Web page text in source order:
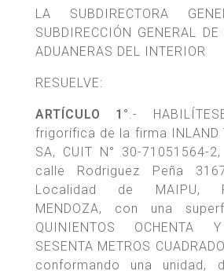
LA SUBDIRECTORA
SUBDIRECCIÓN GENERAL DE
ADUANERAS DEL INTERIOR
RESUELVE:
ARTÍCULO 1°.-
frigorífica de la firma INLAND
SA, CUIT N° 30-71051564-
calle Rodriguez Peña
Localidad de MAIPU,
MENDOZA, con una
QUINIENTOS OCHENTA
SESENTA METROS
conformando una unidad,